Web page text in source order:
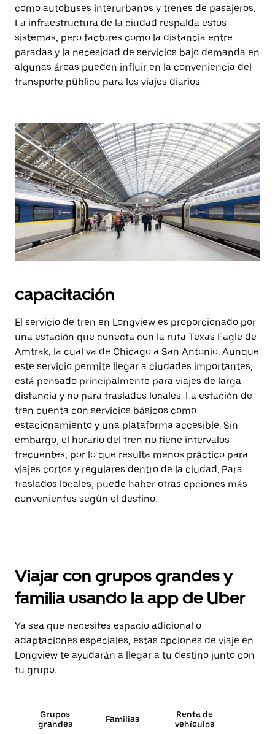
como autobuses interurbanos y trenes de pasajeros.
La infraestructura de la ciudad respalda estos
sistemas, pero factores como la distancia entre
paradas y la necesidad de servicios bajo demanda en
algunas áreas pueden influir en la conveniencia del
transporte público para los viajes diarios.
capacitación
El servicio de tren en Longview es proporcionado por
una estación que conecta con la ruta Texas Eagle de
Amtrak, la cual va de Chicago a San Antonio. Aunque
este servicio permite llegar a ciudades importantes,
está pensado principalmente para viajes de larga
distancia y no para traslados locales. La estación de
tren cuenta con servicios básicos como
estacionamiento y una plataforma accesible. Sin
embargo, el horario del tren no tiene intervalos
frecuentes, por lo que resulta menos práctico para
viajes cortos y regulares dentro de la ciudad. Para
traslados locales, puede haber otras opciones más
convenientes según el destino.
Viajar con grupos grandes y
familia usando la app de Uber
Ya sea que necesites espacio adicional o
adaptaciones especiales, estas opciones de viaje en
Longview te ayudarán a llegar a tu destino junto con
tu grupo.
Grupos
grandes
Familias
Renta de
vehículos